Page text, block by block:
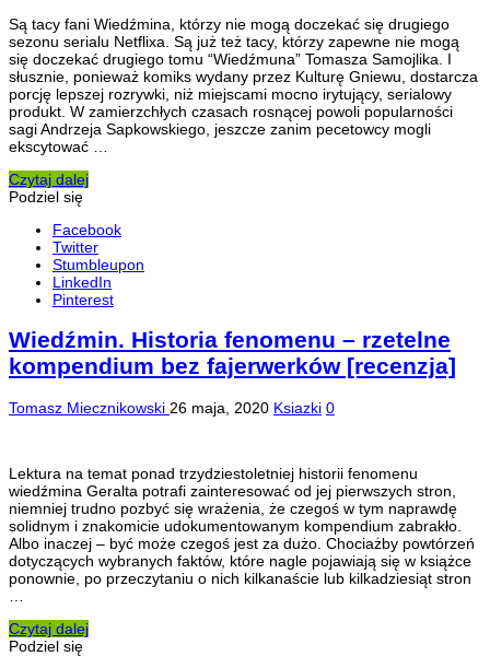
Są tacy fani Wiedźmina, którzy nie mogą doczekać się drugiego
sezonu serialu Netflixa. Są już też tacy, którzy zapewne nie mogą
się doczekać drugiego tomu “Wiedźmuna” Tomasza Samojlika. I
słusznie, ponieważ komiks wydany przez Kulturę Gniewu, dostarcza
porcję lepszej rozrywki, niż miejscami mocno irytujący, serialowy
produkt. W zamierzchłych czasach rosnącej powoli popularności
sagi Andrzeja Sapkowskiego, jeszcze zanim pecetowcy mogli
ekscytować …
Czytaj dalej
Podziel się
Facebook
Twitter
Stumbleupon
LinkedIn
Pinterest
Wiedźmin. Historia fenomenu – rzetelne
kompendium bez fajerwerków [recenzja]
Tomasz Miecznikowski 26 maja, 2020 Ksiazki 0
Lektura na temat ponad trzydziestoletniej historii fenomenu
wiedźmina Geralta potrafi zainteresować od jej pierwszych stron,
niemniej trudno pozbyć się wrażenia, że czegoś w tym naprawdę
solidnym i znakomicie udokumentowanym kompendium zabrakło.
Albo inaczej – być może czegoś jest za dużo. Chociażby powtórzeń
dotyczących wybranych faktów, które nagle pojawiają się w książce
ponownie, po przeczytaniu o nich kilkanaście lub kilkadziesiąt stron
Czytaj dalej
Podziel się